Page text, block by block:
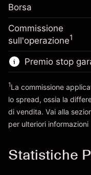
Dimensione
£5,000.00
Denaro da leva ~
Vai alla
Oneri per l'intero
posizione
Dimensione
£5,000.00
Vai alla
Borsa
Commissione
sull'operazione1
Premio stop
1La commissione
lo spread, ossia la
di vendita. Vai alla
per ulteriori informazioni
Statistiche